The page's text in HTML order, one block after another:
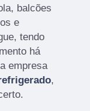
balcões
e
tendo
há
empresa
,